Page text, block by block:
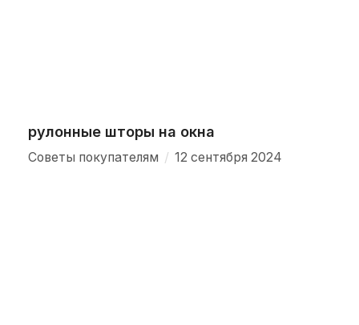
рулонные шторы на окна
Советы покупателям / 12 сентября 2024